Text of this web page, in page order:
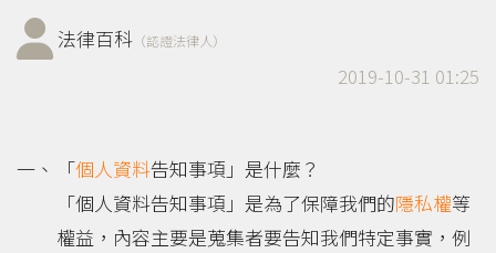
法律百科 （認證法律人）
2019-10-31 01:25
「個人資料告知事項」是什麼？
「個人資料告知事項」是為了保障我們的隱私權等
權益，內容主要是蒐集者要告知我們特定事實，例